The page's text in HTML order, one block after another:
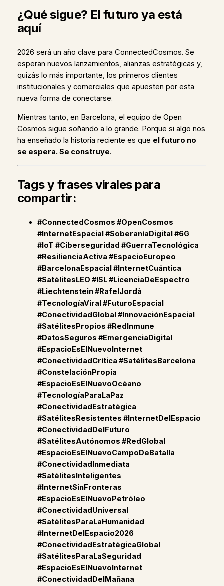
¿Qué sigue? El futuro ya está
aquí
2026 será un año clave para ConnectedCosmos. Se
esperan nuevos lanzamientos, alianzas estratégicas y,
quizás lo más importante, los primeros clientes
institucionales y comerciales que apuesten por esta
nueva forma de conectarse.
Mientras tanto, en Barcelona, el equipo de Open
Cosmos sigue soñando a lo grande. Porque si algo nos
ha enseñado la historia reciente es que el futuro no
se espera. Se construye.
Tags y frases virales para
compartir:
#ConnectedCosmos #OpenCosmos
#InternetEspacial #SoberaníaDigital #6G
#IoT #Ciberseguridad #GuerraTecnológica
#ResilienciaActiva #EspacioEuropeo
#BarcelonaEspacial #InternetCuántica
#SatélitesLEO #ISL #LicenciaDeEspectro
#Liechtenstein #RafelJordà
#TecnologíaViral #FuturoEspacial
#ConectividadGlobal #InnovaciónEspacial
#SatélitesPropios #RedInmune
#DatosSeguros #EmergenciaDigital
#EspacioEsElNuevoInternet
#ConectividadCrítica #SatélitesBarcelona
#ConstelaciónPropia
#EspacioEsElNuevoOcéano
#TecnologíaParaLaPaz
#ConectividadEstratégica
#SatélitesResistentes #InternetDelEspacio
#ConectividadDelFuturo
#SatélitesAutónomos #RedGlobal
#EspacioEsElNuevoCampoDeBatalla
#ConectividadInmediata
#SatélitesInteligentes
#InternetSinFronteras
#EspacioEsElNuevoPetróleo
#ConectividadUniversal
#SatélitesParaLaHumanidad
#InternetDelEspacio2026
#ConectividadEstratégicaGlobal
#SatélitesParaLaSeguridad
#EspacioEsElNuevoInternet
#ConectividadDelMañana